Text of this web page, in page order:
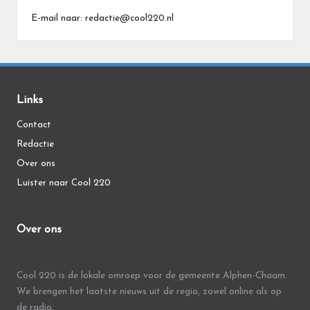
E-mail naar: redactie@cool220.nl
Links
Contact
Redactie
Over ons
Luister naar Cool 220
Over ons
Cool 220 is de lokale omroep voor de gemeente Alphen-Chaam.
We brengen het laatste nieuws uit de regio, zowel online als op
de radio.